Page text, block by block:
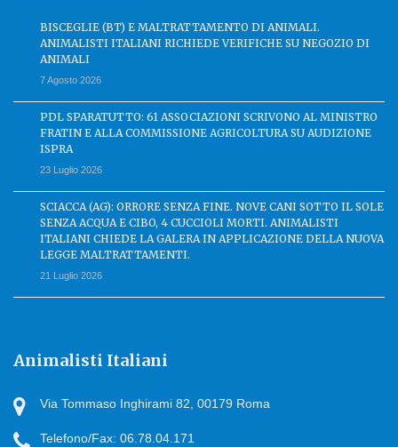
BISCEGLIE (BT) E MALTRATTAMENTO DI ANIMALI.
ANIMALISTI ITALIANI RICHIEDE VERIFICHE SU NEGOZIO DI
ANIMALI
7 Agosto 2026
PDL SPARATUTTO: 61 ASSOCIAZIONI SCRIVONO AL MINISTRO
FRATIN E ALLA COMMISSIONE AGRICOLTURA SU AUDIZIONE
ISPRA
23 Luglio 2026
SCIACCA (AG): ORRORE SENZA FINE. NOVE CANI SOTTO IL SOLE
SENZA ACQUA E CIBO, 4 CUCCIOLI MORTI. ANIMALISTI
ITALIANI CHIEDE LA GALERA IN APPLICAZIONE DELLA NUOVA
LEGGE MALTRATTAMENTI.
21 Luglio 2026
Animalisti Italiani
Via Tommaso Inghirami 82, 00179 Roma
Telefono/Fax: 06.78.04.171